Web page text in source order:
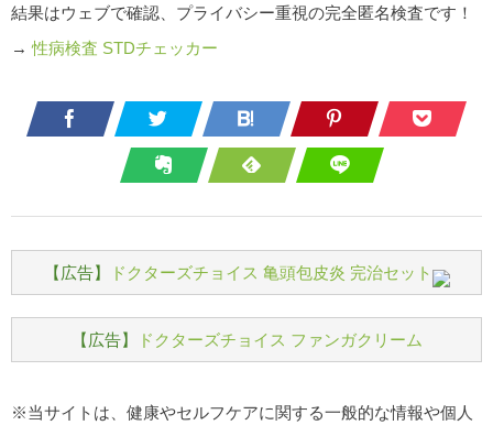
結果はウェブで確認、プライバシー重視の完全匿名検査です！
→性病検査 STDチェッカー
【広告】 ドクターズチョイス 亀頭包皮炎 完治セット
【広告】 ドクターズチョイス ファンガクリーム
※当サイトは、健康やセルフケアに関する一般的な情報や個人